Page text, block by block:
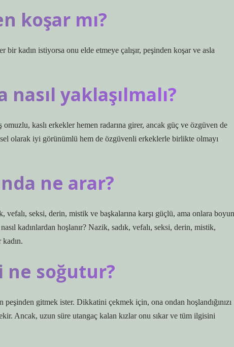
koşar mı?
kadın istiyorsa onu elde etmeye çalışır, peşinden koşar ve asla
yaklaşılmalı?
kaslı erkekler hemen radarına girer, ancak güç ve özgüven de
olarak iyi görünümlü hem de özgüvenli erkeklerle birlikte olmayı
ne arar?
vefalı, seksi, derin, mistik ve başkalarına karşı güçlü, ama onlara boyun
kadınlardan hoşlanır? Nazik, sadık, vefalı, seksi, derin, mistik,
soğutur?
gitmek ister. Dikkatini çekmek için, ona ondan hoşlandığınızı
Ancak, uzun süre utangaç kalan kızlar onu sıkar ve tüm ilgisini